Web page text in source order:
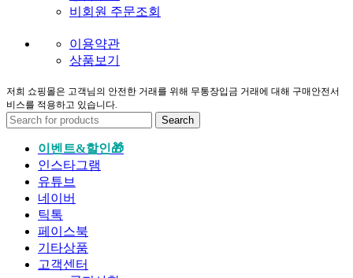
비회원 주문조회
이용약관
상품보기
저희 쇼핑몰은 고객님의 안전한 거래를 위해 무통장입금 거래에 대해 구매안전서
비스를 적용하고 있습니다.
Search
이벤트&할인🎁
인스타그램
유튜브
네이버
틱톡
페이스북
기타상품
고객센터